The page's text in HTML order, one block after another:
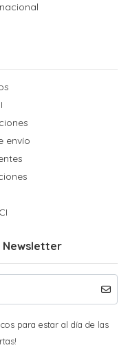
envío
Newsletter
para estar al día de las